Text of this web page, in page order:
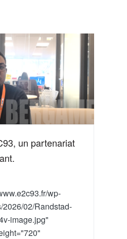
un partenariat
wp-
02/Randstad-
image.jpg"